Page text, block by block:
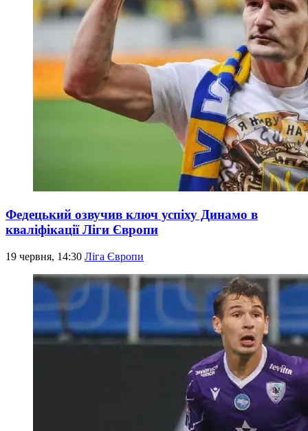
Федецький озвучив ключ успіху Динамо в
кваліфікації Ліги Європи
19 червня, 14:30 Ліга Європи